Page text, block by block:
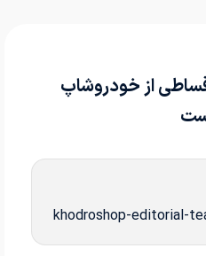
۲۰۶؟ اگر اقساطی از خودروشاپ
khodroshop-editorial-